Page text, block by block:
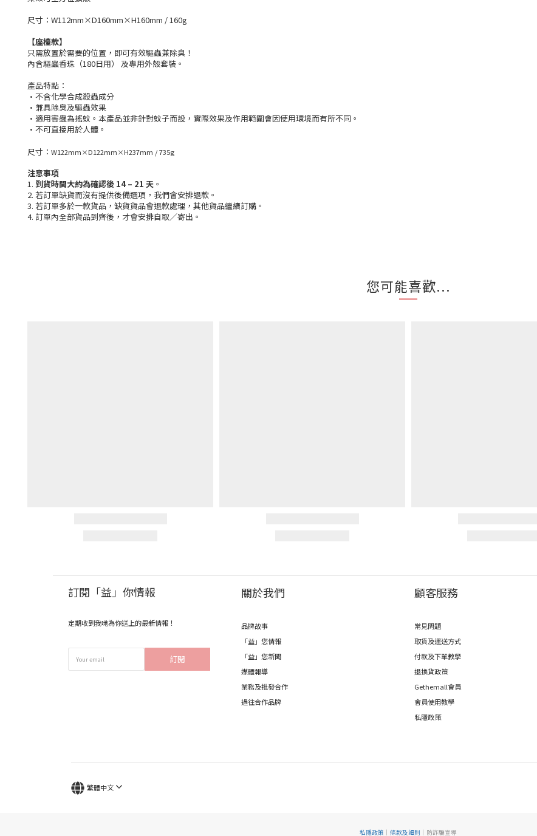
尺寸：W112mm×D160mm×H160mm / 160g
【座檯款】
只需放置於需要的位置，即可有效驅蟲兼除臭！
內含驅蟲香珠（180日用） 及專用外殼套裝。
產品特點：
·不含化學合成殺蟲成分
·兼具除臭及驅蟲效果
·適用害蟲為搖蚊。本產品並非針對蚊子而設，實際效果及作用範圍會因使用環境而有所不同。
·不可直接用於人體。
尺寸： W122mm×D122mm×H237mm / 735g
注意事項
1. 到貨時間大約為確認後 14 – 21 天 。
2. 若訂單缺貨而沒有提供後備選項，我們會安排退款。
3. 若訂單多於一款貨品，缺貨貨品會退款處理，其他貨品繼續訂購。
4. 訂單內全部貨品到齊後，才會安排自取／寄出。
您可能喜歡...
訂閱「益」你情報
定期收到我哋為你送上的最新情報！
訂閱
關於我們
品牌故事
「益」您情報
「益」您新聞
媒體報導
業務及批發合作
過往合作品牌
顧客服務
常見問題
取貨及運送方式
付款及下單教學
退換貨政策
Gethemall會員
會員使用教學
私隱政策
繁體中文
私隱政策 ｜ 條款及細則 ｜防詐騙宣導